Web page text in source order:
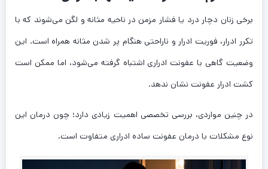
برخی زنان دچار درد یا فشار مزمن در ناحیه مثانه و لگن می‌شوند که با
تکرر ادرار، فوریت ادرار و ناراحتی هنگام پر شدن مثانه همراه است. این
وضعیت گاهی با عفونت ادراری اشتباه گرفته می‌شود، اما ممکن است
کشت ادرار عفونت نشان ندهد.
در چنین مواردی، بررسی تخصصی اهمیت زیادی دارد؛ چون درمان این
نوع مشکلات با درمان عفونت ساده ادراری متفاوت است.